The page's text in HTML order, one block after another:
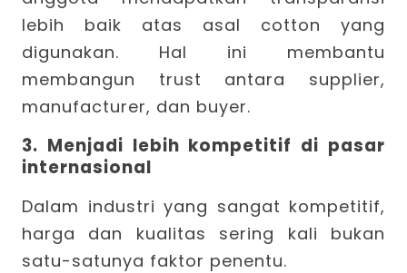
lebih baik atas asal cotton yang
digunakan. Hal ini membantu
membangun trust antara supplier,
manufacturer, dan buyer.
3. Menjadi lebih kompetitif di pasar
internasional
Dalam industri yang sangat kompetitif,
harga dan kualitas sering kali bukan
satu-satunya faktor penentu.